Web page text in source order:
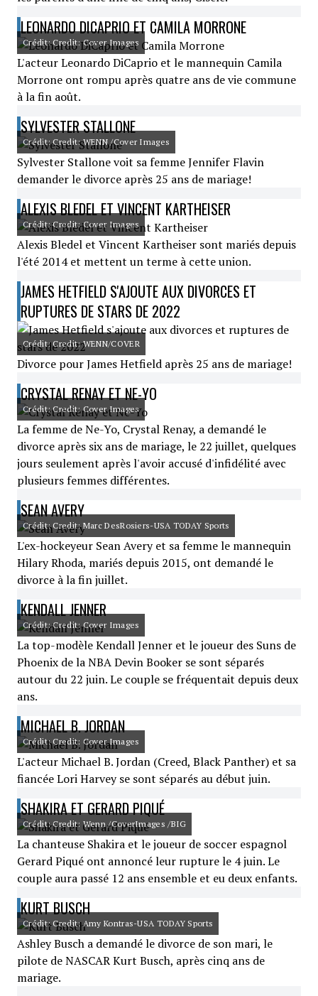
LEONARDO DICAPRIO ET CAMILA MORRONE
Crédit: Credit: Cover Images
L'acteur Leonardo DiCaprio et le mannequin Camila
Morrone ont rompu après quatre ans de vie commune
à la fin août.
SYLVESTER STALLONE
Crédit: Credit: WENN /Cover Images
Sylvester Stallone voit sa femme Jennifer Flavin
demander le divorce après 25 ans de mariage!
ALEXIS BLEDEL ET VINCENT KARTHEISER
Crédit: Credit: Cover Images
Alexis Bledel et Vincent Kartheiser sont mariés depuis
l'été 2014 et mettent un terme à cette union.
JAMES HETFIELD S'AJOUTE AUX DIVORCES ET
RUPTURES DE STARS DE 2022
Crédit: Credit: WENN/COVER
Divorce pour James Hetfield après 25 ans de mariage!
CRYSTAL RENAY ET NE-YO
Crédit: Credit: Cover Images
La femme de Ne-Yo, Crystal Renay, a demandé le
divorce après six ans de mariage, le 22 juillet, quelques
jours seulement après l'avoir accusé d'infidélité avec
plusieurs femmes différentes.
SEAN AVERY
Crédit: Credit: Marc DesRosiers-USA TODAY Sports
L'ex-hockeyeur Sean Avery et sa femme le mannequin
Hilary Rhoda, mariés depuis 2015, ont demandé le
divorce à la fin juillet.
KENDALL JENNER
Crédit: Credit: Cover Images
La top-modèle Kendall Jenner et le joueur des Suns de
Phoenix de la NBA Devin Booker se sont séparés
autour du 22 juin. Le couple se fréquentait depuis deux
ans.
MICHAEL B. JORDAN
Crédit: Credit: Cover Images
L'acteur Michael B. Jordan (Creed, Black Panther) et sa
fiancée Lori Harvey se sont séparés au début juin.
SHAKIRA ET GERARD PIQUÉ
Crédit: Credit: Wenn /CoverImages /BIG
La chanteuse Shakira et le joueur de soccer espagnol
Gerard Piqué ont annoncé leur rupture le 4 juin. Le
couple aura passé 12 ans ensemble et eu deux enfants.
KURT BUSCH
Crédit: Credit: Amy Kontras-USA TODAY Sports
Ashley Busch a demandé le divorce de son mari, le
pilote de NASCAR Kurt Busch, après cinq ans de
mariage.